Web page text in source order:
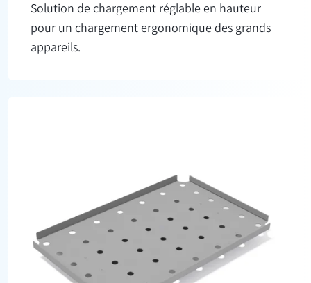
Solution de chargement réglable en hauteur
pour un chargement ergonomique des grands
appareils.